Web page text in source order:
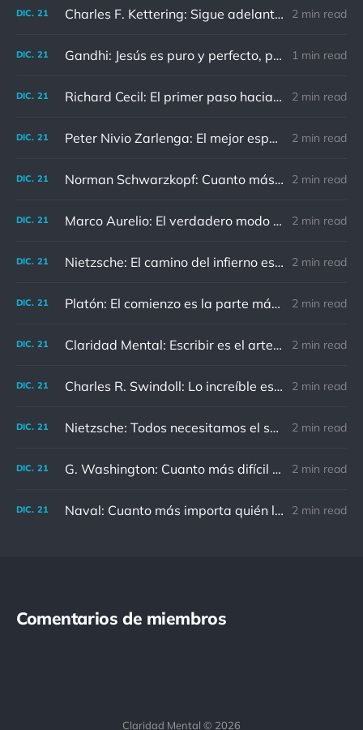
DIC. 21 Charles F. Kettering: Sigue adelante, y es probable que tropieces con algo, tal vez cuando menos lo esperes. Nunca he escuchado hablar de alguien algu 2 min read
DIC. 21 Gandhi: Jesús es puro y perfecto, pero vosotros los cristianos no sois como él. 1 min read
DIC. 21 Richard Cecil: El primer paso hacia el conocimiento es saber que somos ignorantes. 2 min read
DIC. 21 Peter Nivio Zarlenga: El mejor espejo es un viejo amigo. 2 min read
DIC. 21 Norman Schwarzkopf: Cuanto más sudes por la paz, menos sangras por la guerra. 2 min read
DIC. 21 Marco Aurelio: El verdadero modo de vengarse de un enemigo es no parecérsele. 2 min read
DIC. 21 Nietzsche: El camino del infierno está asfaltado de buenas intenciones. 2 min read
DIC. 21 Platón: El comienzo es la parte más importante del trabajo 2 min read
DIC. 21 Claridad Mental: Escribir es el arte de calmar y despejar la mente. 2 min read
DIC. 21 Charles R. Swindoll: Lo increíble es que cada día podemos elegir la actitud que adoptaremos. 2 min read
DIC. 21 Nietzsche: Todos necesitamos el sentido de culpa, pero nadie necesita sentirse culpable. 2 min read
DIC. 21 G. Washington: Cuanto más difícil es el conflicto, mayor es el triunfo. 2 min read
DIC. 21 Naval: Cuanto más importa quién lo ha dicho, menos importa en realidad 2 min read
Comentarios de miembros
Claridad Mental © 2026